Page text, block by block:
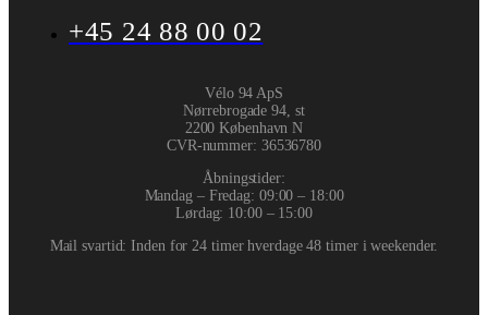
+45 24 88 00 02
Vélo 94 ApS
Nørrebrogade 94, st
2200 København N
CVR-nummer: 36536780
Åbningstider:
Mandag – Fredag: 09:00 – 18:00
Lørdag: 10:00 – 15:00
Mail svartid: Inden for 24 timer hverdage 48 timer i weekender.